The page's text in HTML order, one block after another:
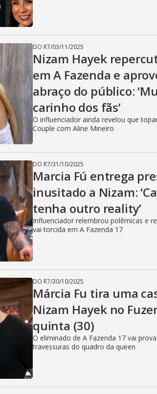
DO R7/03/11/2025
Nizam Hayek
em A Fazenda e
abraço do público:
carinho dos fãs’
O influenciador ainda revelou que
Couple com Aline Mineiro
DO R7/31/10/2025
Marcia Fú entrega
inusitado a Nizam:
tenha outro reality’
Influenciador relembrou polêmicas e
vai torcida em A Fazenda 17
DO R7/30/10/2025
Márcia Fu tira uma
Nizam Hayek no
quinta (30)
O eliminado de A Fazenda 17 vai
travessuras do quadro da queen